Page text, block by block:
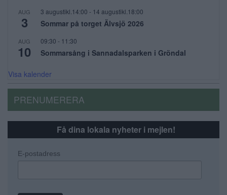
AUG
3
3 augustikl.14:00 - 14 augustikl.18:00
Sommar på torget Älvsjö 2026
AUG
10
09:30 - 11:30
Sommarsång i Sannadalsparken i Gröndal
Visa kalender
PRENUMERERA
Få dina lokala nyheter i mejlen!
E-postadress